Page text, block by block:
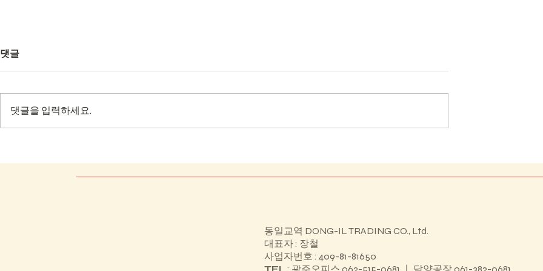
목포 수산식품 수출단지
분야실습실
댓글
댓글을 입력하세요.
동일교역 DONG-IL TRADING CO., Ltd.
대표자 : 장철
사업자번호 : 409-81-81650